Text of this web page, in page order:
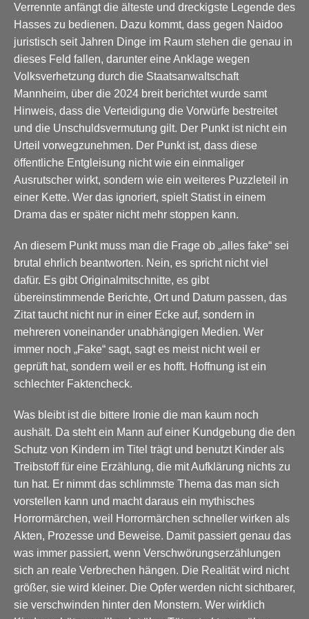
Verrennte anfängt die älteste und dreckigste Legende des
Hasses zu bedienen. Dazu kommt, dass gegen Naidoo
juristisch seit Jahren Dinge im Raum stehen die genau in
dieses Feld fallen, darunter eine Anklage wegen
Volksverhetzung durch die Staatsanwaltschaft
Mannheim, über die 2024 breit berichtet wurde samt
Hinweis, dass die Verteidigung die Vorwürfe bestreitet
und die Unschuldsvermutung gilt. Der Punkt ist nicht ein
Urteil vorwegzunehmen. Der Punkt ist, dass diese
öffentliche Entgleisung nicht wie ein einmaliger
Ausrutscher wirkt, sondern wie ein weiteres Puzzleteil in
einer Kette. Wer das ignoriert, spielt Statist in einem
Drama das er später nicht mehr stoppen kann.
An diesem Punkt muss man die Frage ob „alles fake“ sei
brutal ehrlich beantworten. Nein, es spricht nicht viel
dafür. Es gibt Originalmitschnitte, es gibt
übereinstimmende Berichte, Ort und Datum passen, das
Zitat taucht nicht nur in einer Ecke auf, sondern in
mehreren voneinander unabhängigen Medien. Wer
immer noch „Fake“ sagt, sagt es meist nicht weil er
geprüft hat, sondern weil er es hofft. Hoffnung ist ein
schlechter Faktencheck.
Was bleibt ist die bittere Ironie die man kaum noch
aushält. Da steht ein Mann auf einer Kundgebung die den
Schutz von Kindern im Titel trägt und benutzt Kinder als
Treibstoff für eine Erzählung, die mit Aufklärung nichts zu
tun hat. Er nimmt das schlimmste Thema das man sich
vorstellen kann und macht daraus ein mythisches
Horrormärchen, weil Horrormärchen schneller wirken als
Akten, Prozesse und Beweise. Damit passiert genau das
was immer passiert, wenn Verschwörungserzählungen
sich an reale Verbrechen hängen. Die Realität wird nicht
größer, sie wird kleiner. Die Opfer werden nicht sichtbarer,
sie verschwinden hinter den Monstern. Wer wirklich